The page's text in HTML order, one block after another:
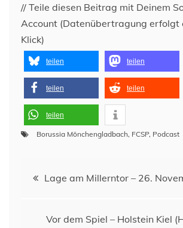
// Teile diesen Beitrag mit Deinem
Account (Datenübertragung erfolgt
Klick)
teilen teilen
teilen teilen
teilen
Borussia Mönchengladbach, FCSP, Podcast
Beitragsnavigation
Lage am Millerntor – 26.
Vor dem Spiel – Holstein Kiel